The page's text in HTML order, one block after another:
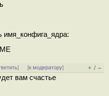
имя_конфига_ядра:
] [к модератору] + / –
вам счастье